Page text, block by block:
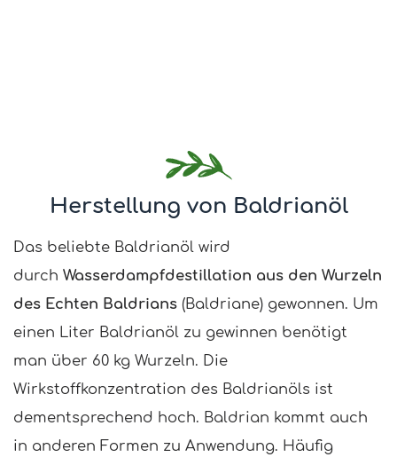
Herstellung von Baldrianöl
Das beliebte Baldrianöl wird
durch Wasserdampfdestillation aus den Wurzeln
des Echten Baldrians (Baldriane) gewonnen. Um
einen Liter Baldrianöl zu gewinnen benötigt
man über 60 kg Wurzeln. Die
Wirkstoffkonzentration des Baldrianöls ist
dementsprechend hoch. Baldrian kommt auch
in anderen Formen zu Anwendung. Häufig